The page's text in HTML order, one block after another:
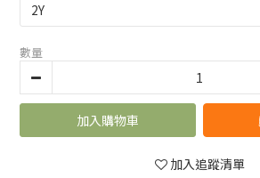
數量
加入購物車
加入追蹤清單